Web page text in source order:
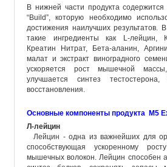
В нижней части продукта
“Build”, которую необходимо
достижения наилучших результатов.
такие ингредиенты как L-лейцин,
Креатин Нитрат, Бета-аланин,
малат и экстракт виноградного
ускоряется рост мышечной
улучшается синтез тестостерона,
восстановления.
Основные компоненты продукта M5
Л-лейцин
Лейцин - одна из важнейших для
способствующая ускоренному
мышечных волокон. Лейцин способен